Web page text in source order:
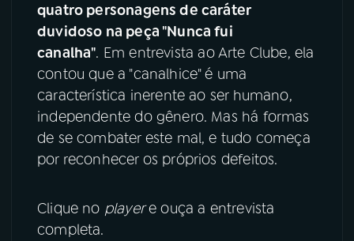
VIDEOCASTS
07ÚLTIMAS
PRÊMIO RÁDIO MEC
YouTube
quatro personagens de caráter
duvidoso na peça "Nunca fui
canalha". Em entrevista ao Arte Clube, ela
contou que a "canalhice" é uma
característica inerente ao ser humano,
independente do gênero. Mas há formas
de se combater este mal, e tudo começa
por reconhecer os próprios defeitos.
Clique no playere ouça a entrevista
completa.